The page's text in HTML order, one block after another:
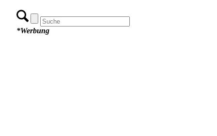
*Werbung